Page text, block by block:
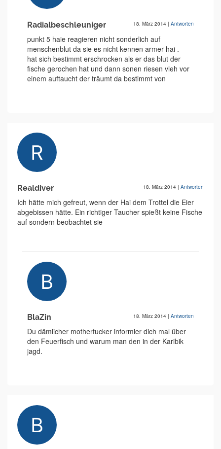
Radialbeschleuniger 18. März 2014 | Antworten
punkt 5 haie reagieren nicht sonderlich auf
menschenblut da sie es nicht kennen armer hai .
hat sich bestimmt erschrocken als er das blut der
fische gerochen hat und dann sonen riesen vieh vor
einem auftaucht der träumt da bestimmt von
Realdiver 18. März 2014 | Antworten
Ich hätte mich gefreut, wenn der Hai dem Trottel die Eier
abgebissen hätte. Ein richtiger Taucher spießt keine Fische
auf sondern beobachtet sie
BlaZin 18. März 2014 | Antworten
Du dämlicher motherfucker informier dich mal über
den Feuerfisch und warum man den in der Karibik
jagd.